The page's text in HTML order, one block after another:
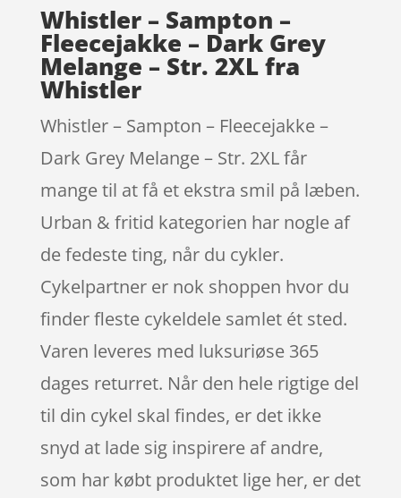
Whistler – Sampton –
Fleecejakke – Dark Grey
Melange – Str. 2XL fra
Whistler
Whistler – Sampton – Fleecejakke –
Dark Grey Melange – Str. 2XL får
mange til at få et ekstra smil på læben.
Urban & fritid kategorien har nogle af
de fedeste ting, når du cykler.
Cykelpartner er nok shoppen hvor du
finder fleste cykeldele samlet ét sted.
Varen leveres med luksuriøse 365
dages returret. Når den hele rigtige del
til din cykel skal findes, er det ikke
snyd at lade sig inspirere af andre,
som har købt produktet lige her, er det